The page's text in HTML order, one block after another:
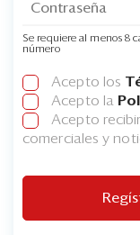
Se requiere al menos 8
número
Acepto los
Acepto la
Acepto
comerciales y